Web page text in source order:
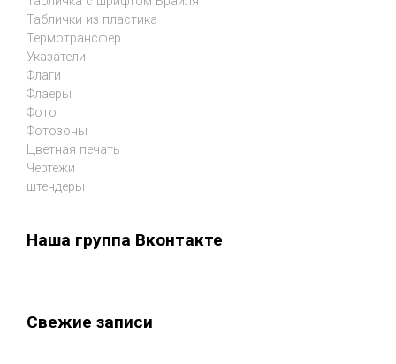
Таблички из пластика
Термотрансфер
Указатели
Флаги
Флаеры
Фото
Фотозоны
Цветная печать
Чертежи
штендеры
Наша группа Вконтакте
Свежие записи